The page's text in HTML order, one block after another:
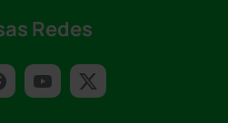
Redes